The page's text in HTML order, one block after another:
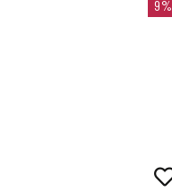
9%